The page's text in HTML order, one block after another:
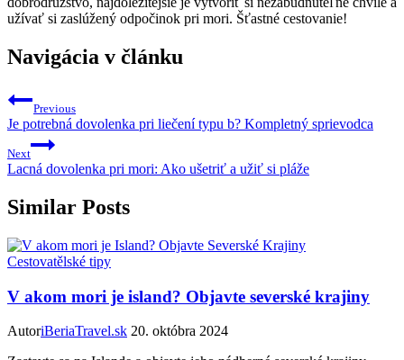
užívať si zaslúžený odpočinok pri​ mori. Šťastné cestovanie!
Navigácia v článku
Previous
Je potrebná dovolenka pri liečení typu b? Kompletný sprievodca
Next
Lacná dovolenka pri mori: Ako ušetriť a užiť si pláže
Similar Posts
Cestovatělské tipy
V akom mori je island? Objavte severské krajiny
AutoriBeriaTravel.sk 20. októbra 2024